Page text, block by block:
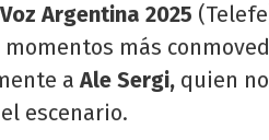
Argentina 2025
más
aAle Sergi, quien
escenario.